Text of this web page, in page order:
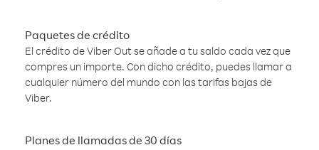
Paquetes de crédito
El crédito de Viber Out se añade a tu saldo cada vez que
compres un importe. Con dicho crédito, puedes llamar a
cualquier número del mundo con las tarifas bajas de
Viber.
Planes de llamadas de 30 días